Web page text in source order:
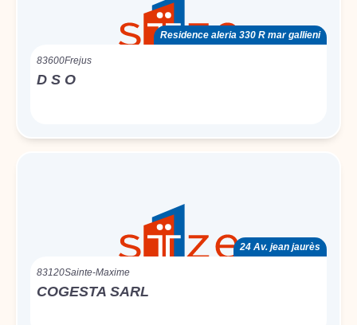
Residence aleria 330 R mar gallieni
83600Frejus
D S O
24 Av. jean jaurès
83120Sainte-Maxime
COGESTA SARL